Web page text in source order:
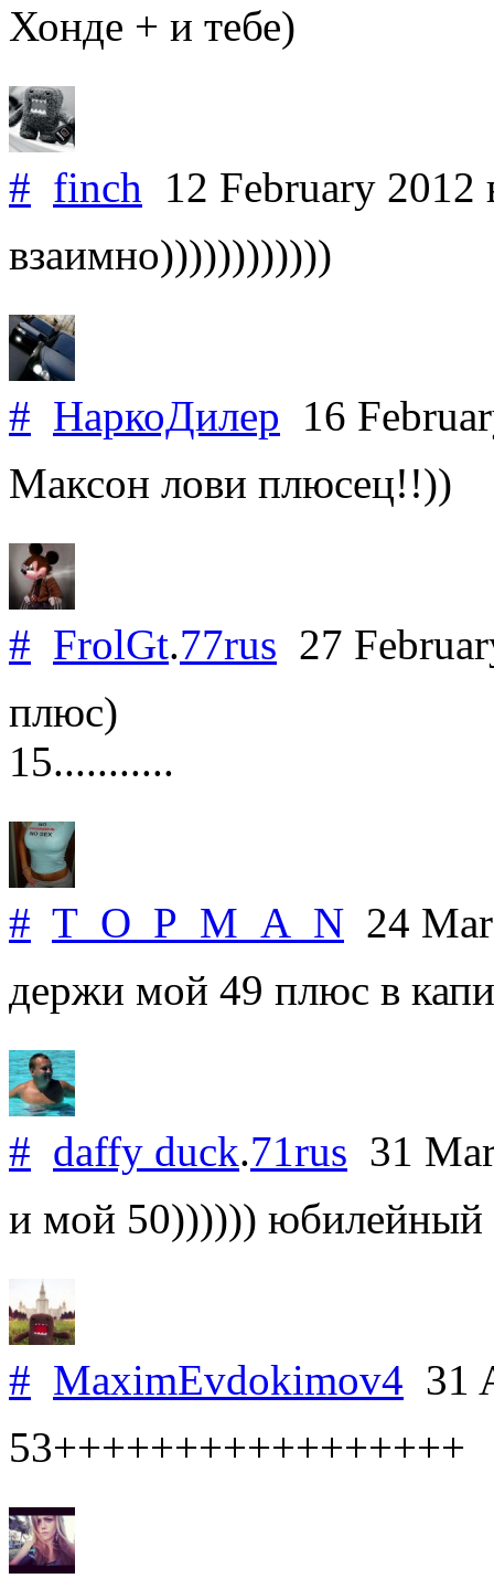
Хонде + и тебе)
# finch 12 February 2012
взаимно))))))))))))
# НаркоДилер 16
Максон лови плюсец!!))
# FrolGt.77rus 27
плюс)
15...........
# T_O_P_M_A_N 24
держи мой 49 плюс в
# daffy duck.71rus 31
и мой 50)))))) юбилейный
# MaximEvdokimov4 31
53+++++++++++++++++